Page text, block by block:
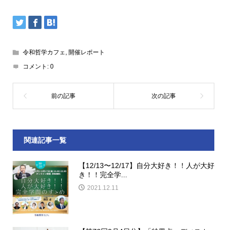
令和哲学カフェ 開催レポート
コメント: 0
関連記事一覧
【12/13〜12/17】自分大好き！！人が大好
き！！完全学...
2021.12.11